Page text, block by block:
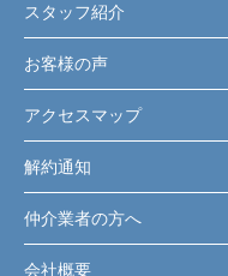
スタッフ紹介
お客様の声
アクセスマップ
解約通知
仲介業者の方へ
会社概要